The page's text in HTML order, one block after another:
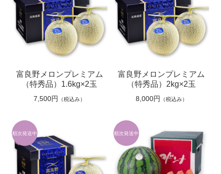
富良野メロンプレミアム
（特秀品）1.6kg×2玉
7,500円 （税込み）
富良野メロンプレミアム
（特秀品）2kg×2玉
8,000円 （税込み）